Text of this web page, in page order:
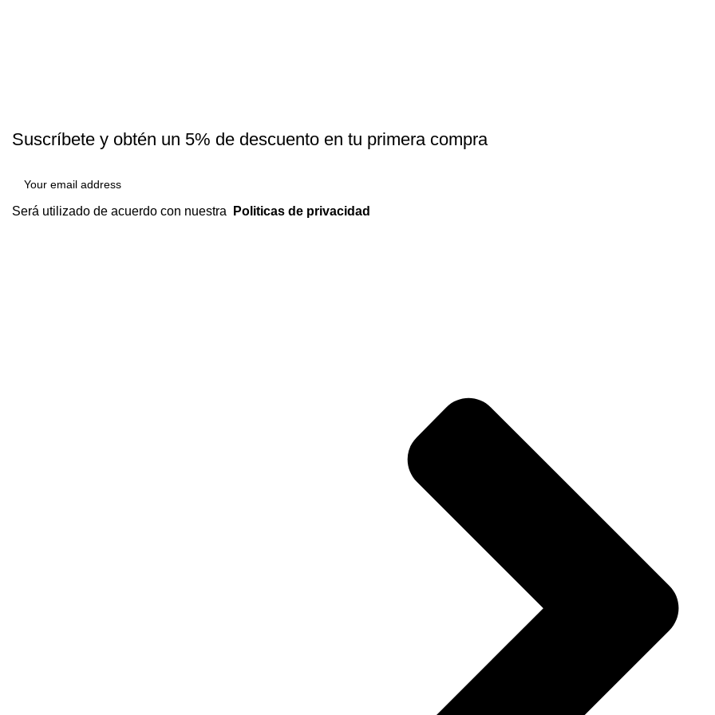
Suscríbete y obtén un 5% de descuento en tu primera compra
Será utilizado de acuerdo con nuestra Politicas de privacidad